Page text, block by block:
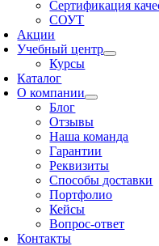
Сертификация
СОУТ
Акции
Учебный центр
Курсы
Каталог
О компании
Блог
Отзывы
Наша команда
Гарантии
Реквизиты
Способы доставки
Портфолио
Кейсы
Вопрос-ответ
Контакты